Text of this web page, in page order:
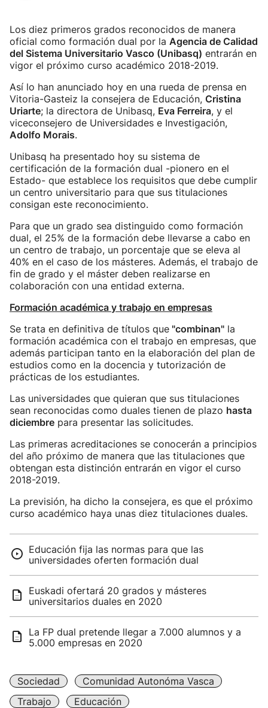
Los diez primeros grados reconocidos de manera
oficial como formación dual por la Agencia de Calidad
del Sistema Universitario Vasco (Unibasq) entrarán en
vigor el próximo curso académico 2018-2019.
Así lo han anunciado hoy en una rueda de prensa en
Vitoria-Gasteiz la consejera de Educación, Cristina
Uriarte; la directora de Unibasq, Eva Ferreira, y el
viceconsejero de Universidades e Investigación,
Adolfo Morais.
Unibasq ha presentado hoy su sistema de
certificación de la formación dual -pionero en el
Estado- que establece los requisitos que debe cumplir
un centro universitario para que sus titulaciones
consigan este reconocimiento.
Para que un grado sea distinguido como formación
dual, el 25% de la formación debe llevarse a cabo en
un centro de trabajo, un porcentaje que se eleva al
40% en el caso de los másteres. Además, el trabajo de
fin de grado y el máster deben realizarse en
colaboración con una entidad externa.
Formación académica y trabajo en empresas
Se trata en definitiva de títulos que "combinan" la
formación académica con el trabajo en empresas, que
además participan tanto en la elaboración del plan de
estudios como en la docencia y tutorización de
prácticas de los estudiantes.
Las universidades que quieran que sus titulaciones
sean reconocidas como duales tienen de plazo hasta
diciembre para presentar las solicitudes.
Las primeras acreditaciones se conocerán a principios
del año próximo de manera que las titulaciones que
obtengan esta distinción entrarán en vigor el curso
2018-2019.
La previsión, ha dicho la consejera, es que el próximo
curso académico haya unas diez titulaciones duales.
Educación fija las normas para que las
universidades oferten formación dual
Euskadi ofertará 20 grados y másteres
universitarios duales en 2020
La FP dual pretende llegar a 7.000 alumnos y a
5.000 empresas en 2020
Sociedad
Comunidad Autonóma Vasca
Trabajo
Educación